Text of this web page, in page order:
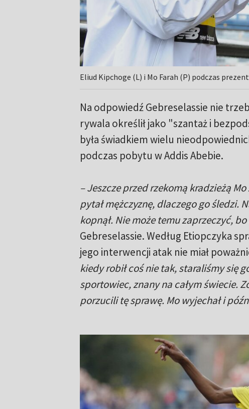
Eliud Kipchoge (L) i Mo Farah (P) podczas
Na odpowiedź Gebreselassie nie
rywala określił jako "szantaż i
była świadkiem wielu
podczas pobytu w Addis Abebie.
– Jeszcze przed rzekomą kradzieżą
pytał mężczyznę, dlaczego go śledzi.
kopnął. Nie może temu zaprzeczyć,
Gebreselassie. Według Etiopczyka
jego interwencji atak nie miał
kiedy robił coś nie tak, staraliśmy się
sportowiec, znany na całym świecie.
porzucili tę sprawę. Mo wyjechał i